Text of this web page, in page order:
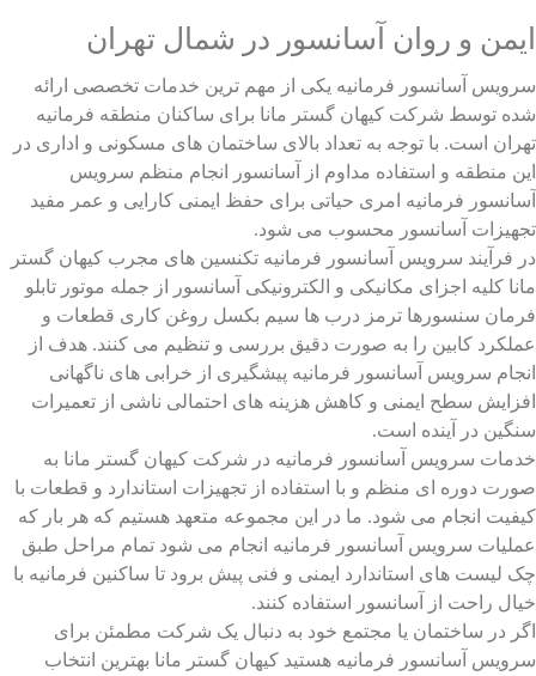
آسانسور را انتخاب کنیم؟
ایمن و روان آسانسور در شمال تهران
سرویس آسانسور فرمانیه یکی از مهم ترین خدمات تخصصی ارائه
شده توسط شرکت کیهان گستر مانا برای ساکنان منطقه فرمانیه
تهران است. با توجه به تعداد بالای ساختمان های مسکونی و اداری در
این منطقه و استفاده مداوم از آسانسور انجام منظم سرویس
آسانسور فرمانیه امری حیاتی برای حفظ ایمنی کارایی و عمر مفید
تجهیزات آسانسور محسوب می شود.
در فرآیند سرویس آسانسور فرمانیه تکنسین های مجرب کیهان گستر
مانا کلیه اجزای مکانیکی و الکترونیکی آسانسور از جمله موتور تابلو
فرمان سنسورها ترمز درب ها سیم بکسل روغن کاری قطعات و
عملکرد کابین را به صورت دقیق بررسی و تنظیم می کنند. هدف از
انجام سرویس آسانسور فرمانیه پیشگیری از خرابی های ناگهانی
افزایش سطح ایمنی و کاهش هزینه های احتمالی ناشی از تعمیرات
سنگین در آینده است.
خدمات سرویس آسانسور فرمانیه در شرکت کیهان گستر مانا به
صورت دوره ای منظم و با استفاده از تجهیزات استاندارد و قطعات با
کیفیت انجام می شود. ما در این مجموعه متعهد هستیم که هر بار که
عملیات سرویس آسانسور فرمانیه انجام می شود تمام مراحل طبق
چک لیست های استاندارد ایمنی و فنی پیش برود تا ساکنین فرمانیه با
خیال راحت از آسانسور استفاده کنند.
اگر در ساختمان یا مجتمع خود به دنبال یک شرکت مطمئن برای
سرویس آسانسور فرمانیه هستید کیهان گستر مانا بهترین انتخاب